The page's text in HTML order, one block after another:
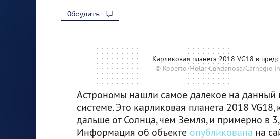
Обсудить
Карликовая планета 2018 VG18 в
© Roberto Molar Candanosa/Carnegie
Астрономы нашли самое далекое на данный
системе. Это карликовая планета 2018
дальше от Солнца, чем Земля, и примерно в
Информация об объекте опубликована на